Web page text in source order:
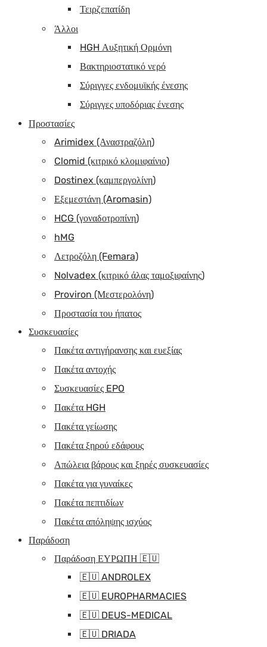
Τειρζεπατίδη
Άλλοι
HGH Αυξητική Ορμόνη
Βακτηριοστατικό νερό
Σύριγγες ενδομυϊκής ένεσης
Σύριγγες υποδόριας ένεσης
Προστασίες
Arimidex (Αναστραζόλη)
Clomid (κιτρικό κλομιφαίνιο)
Dostinex (καμπεργολίνη)
Εξεμεστάνη (Aromasin)
HCG (γοναδοτροπίνη)
hMG
Λετροζόλη (Femara)
Nolvadex (κιτρικό άλας ταμοξιφαίνης)
Proviron (Μεστερολόνη)
Προστασία του ήπατος
Συσκευασίες
Πακέτα αντιγήρανσης και ευεξίας
Πακέτα αντοχής
Συσκευασίες EPO
Πακέτα HGH
Πακέτα γείωσης
Πακέτα ξηρού εδάφους
Απώλεια βάρους και ξηρές συσκευασίες
Πακέτα για γυναίκες
Πακέτα πεπτιδίων
Πακέτα απόληψης ισχύος
Παράδοση
Παράδοση ΕΥΡΩΠΗ 🇪🇺
🇪🇺 ANDROLEX
🇪🇺 EUROPHARMACIES
🇪🇺 DEUS-MEDICAL
🇪🇺 DRIADA